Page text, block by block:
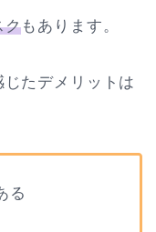
クもあります。
たデメリットは
る